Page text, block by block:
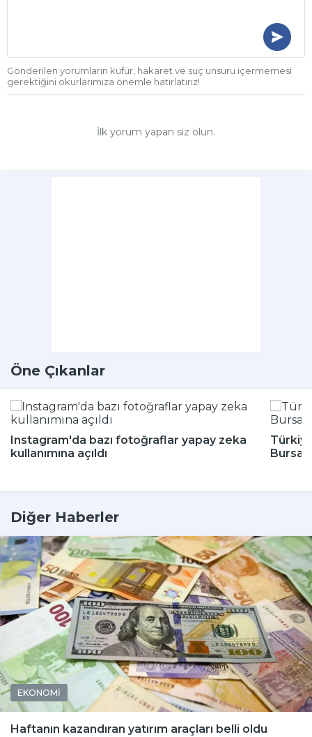
Gönderilen yorumların küfür, hakaret ve suç unsuru içermemesi
gerektiğini okurlarımıza önemle hatırlatırız!
İlk yorum yapan siz olun.
Öne Çıkanlar
Instagram'da bazı fotoğraflar yapay zeka
kullanımına açıldı
Diğer Haberler
EKONOMİ
Haftanın kazandıran yatırım araçları belli oldu